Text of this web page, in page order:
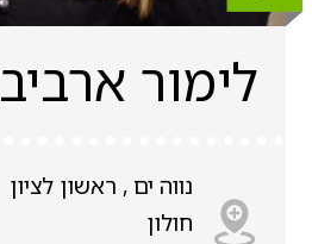
לימור ארביב
נווה ים , ראשון לציון
חולון